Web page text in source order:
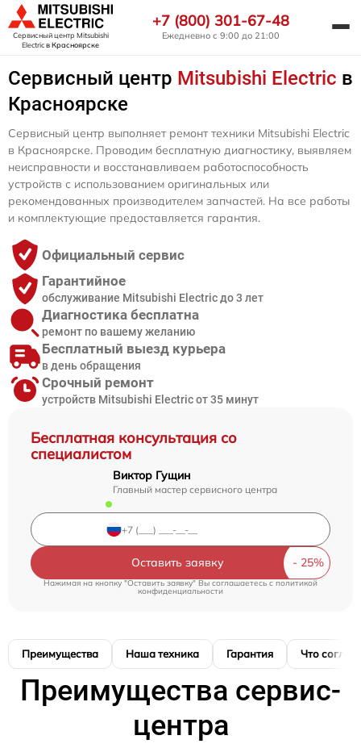
Сервисный центр Mitsubishi
Electricв Красноярске
+7 (800) 301-67-48
Ежедневно с 9:00 до 21:00
Сервисный центр Mitsubishi Electric в
Красноярске
Бесплатная консультация со
специалистом
Виктор Гущин
Главный мастер сервисного центра
Оставить заявку
Нажимая на кнопку "Оставить заявку" Вы соглашаетесь c политикой
конфиденциальности
Сервисный центр выполняет ремонт техники Mitsubishi Electric
в Красноярске. Проводим бесплатную диагностику, выявляем
неисправности и восстанавливаем работоспособность
устройств с использованием оригинальных или
рекомендованных производителем запчастей. На все работы
и комплектующие предоставляется гарантия.
Официальный сервис
Гарантийное
обслуживание Mitsubishi Electric до 3 лет
Диагностика бесплатна
ремонт по вашему желанию
Бесплатный выезд курьера
в день обращения
Срочный ремонт
устройств Mitsubishi Electric от 35 минут
Преимущества Наша техника Гарантия Что
Преимущества сервис-
центра